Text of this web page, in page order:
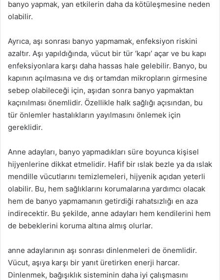
banyo yapmak, yan etkilerin daha da kötüleşmesine neden
olabilir.
Ayrıca, aşı sonrası banyo yapmamak, enfeksiyon riskini
azaltır. Aşı yapıldığında, vücut bir tür ‘kapı’ açar ve bu kapı
enfeksiyonlara karşı daha hassas hale gelebilir. Banyo, bu
kapının açılmasına ve dış ortamdan mikropların girmesine
sebep olabileceği için, aşıdan sonra banyo yapmaktan
kaçınılması önemlidir. Özellikle halk sağlığı açısından, bu
tür önlemler hastalıkların yayılmasını önlemek için
gereklidir.
Anne adayları, banyo yapmadıkları süre boyunca kişisel
hijyenlerine dikkat etmelidir. Hafif bir ıslak bezle ya da ıslak
mendille vücutlarını temizlemeleri, hijyenik açıdan yeterli
olabilir. Bu, hem sağlıklarını korumalarına yardımcı olacak
hem de banyo yapmamanın getirdiği rahatsızlığı en aza
indirecektir. Bu şekilde, anne adayları hem kendilerini hem
de bebeklerini koruma altına almış olurlar.
anne adaylarının aşı sonrası dinlenmeleri de önemlidir.
Vücut, aşıya karşı bir yanıt üretirken enerji harcar.
Dinlenmek, bağışıklık sisteminin daha iyi çalışmasını